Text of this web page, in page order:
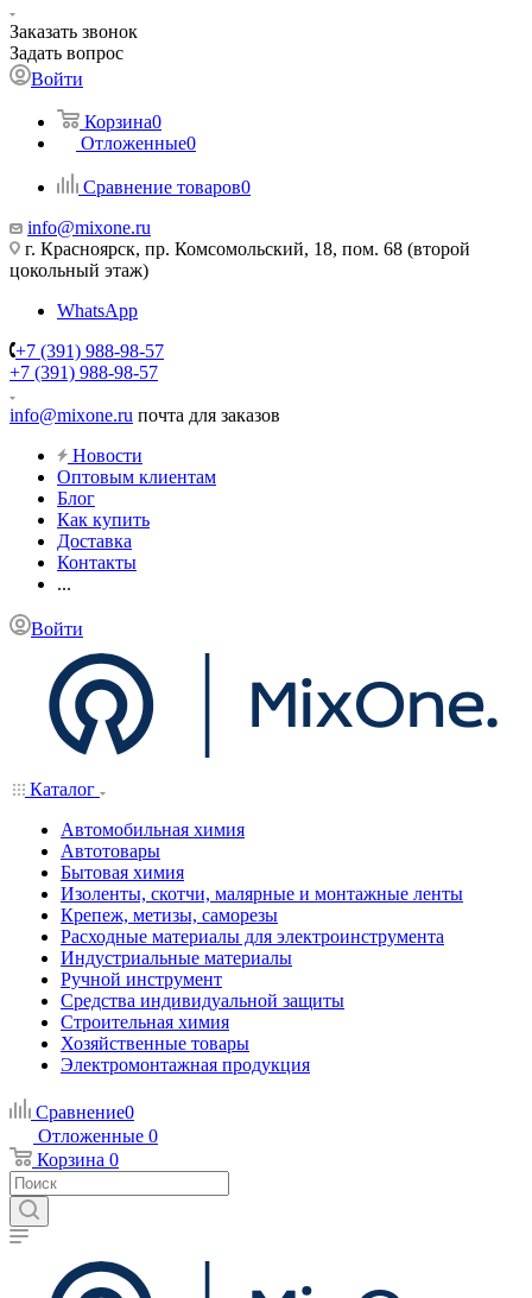
Заказать звонок
Задать вопрос
Войти
Корзина0
Отложенные0
Сравнение товаров0
info@mixone.ru
г. Красноярск, пр. Комсомольский, 18, пом. 68 (второй
цокольный этаж)
WhatsApp
+7 (391) 988-98-57
+7 (391) 988-98-57
info@mixone.ru почта для заказов
Новости
Оптовым клиентам
Блог
Как купить
Доставка
Контакты
...
Войти
Каталог
Автомобильная химия
Автотовары
Бытовая химия
Изоленты, скотчи, малярные и монтажные ленты
Крепеж, метизы, саморезы
Расходные материалы для электроинструмента
Индустриальные материалы
Ручной инструмент
Средства индивидуальной защиты
Строительная химия
Хозяйственные товары
Электромонтажная продукция
Сравнение0
Отложенные 0
Корзина 0